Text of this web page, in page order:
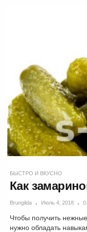
БЫСТРО И ВКУСНО
Как
Brungilda Июль 4, 2018 0
Чтобы получить
нужно обладать